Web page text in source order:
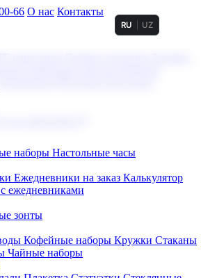
66 О нас Контакты
RU UZ
наборы Настольные часы
Ежедневники на заказ Калькулятор
ежедневниками
зонты
Кофейные наборы Кружки Стаканы
Чайные наборы